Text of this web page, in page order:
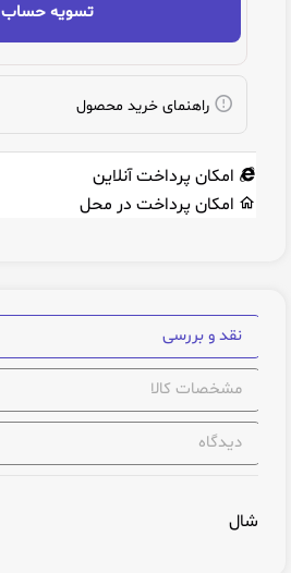
تسویه حساب
راهنمای خرید محصول
امکان پرداخت آنلاین
امکان پرداخت در محل
نقد و بررسی
مشخصات کالا
دیدگاه
شال